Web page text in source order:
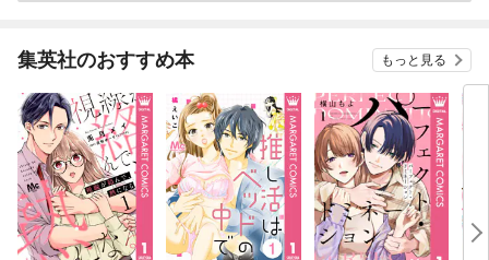
集英社のおすすめ本 もっと見る